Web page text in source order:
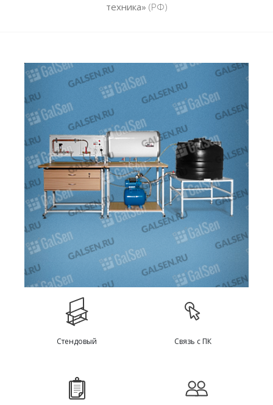
техника» (РФ)
Стендовый Связь с ПК